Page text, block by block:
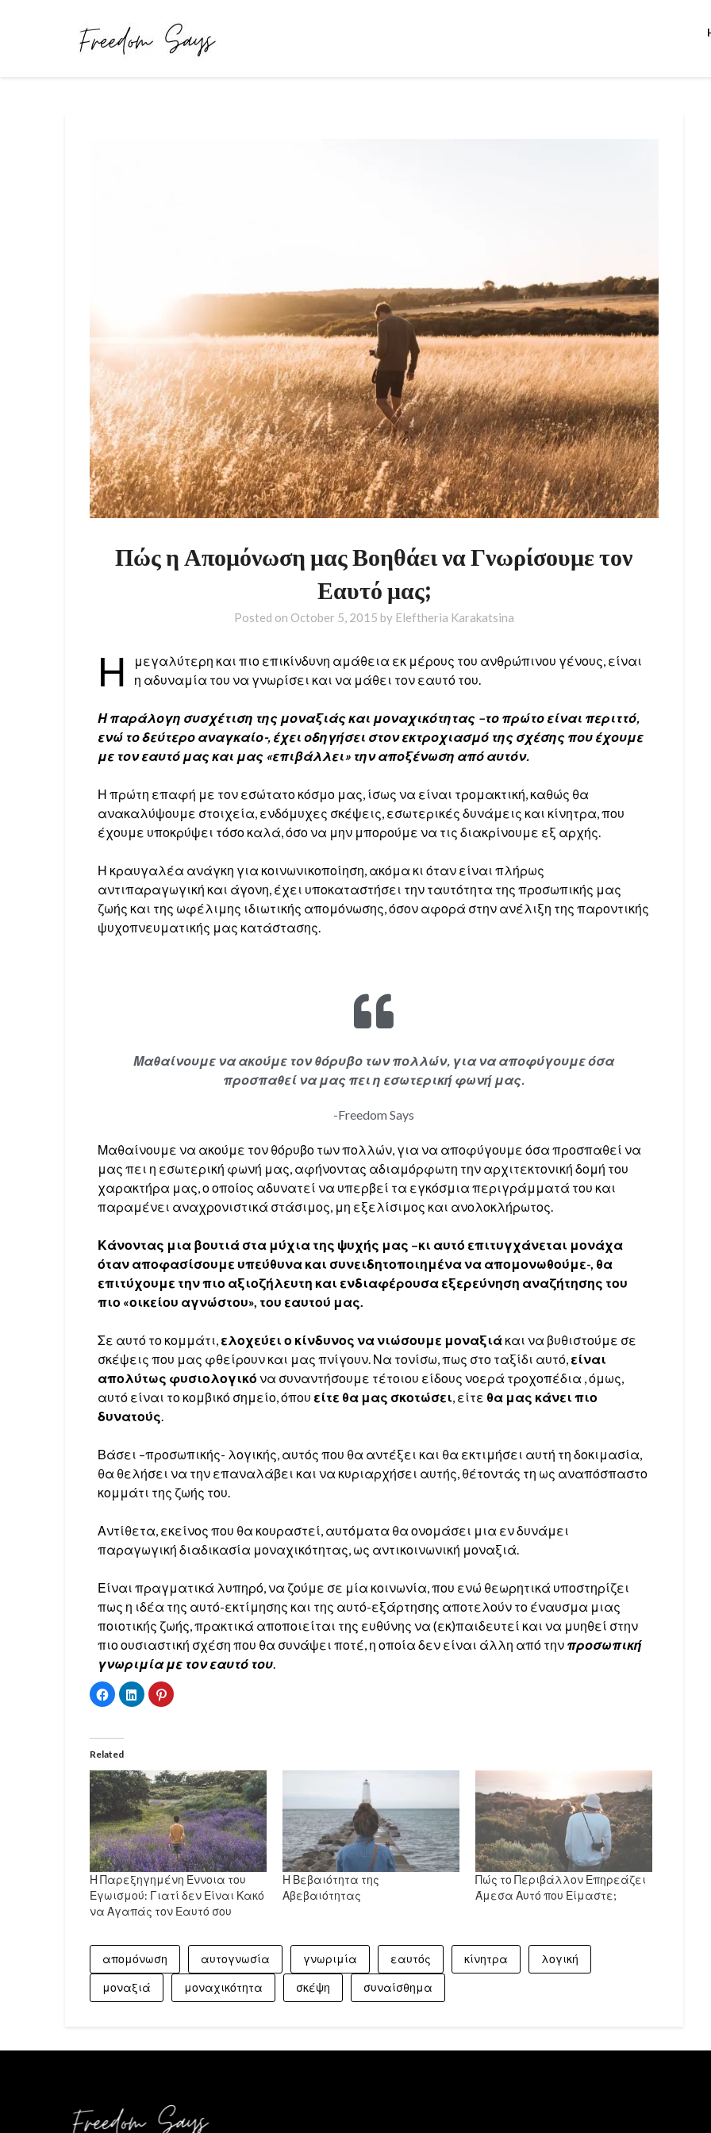
Πώς η Απομόνωση μας Βοηθάει να Γνωρίσουμε τον
Εαυτό μας;
Posted on October 5, 2015 by Eleftheria Karakatsina
Η
μεγαλύτερη και πιο επικίνδυνη αμάθεια εκ μέρους του ανθρώπινου γένους, είναι
η αδυναμία του να γνωρίσει και να μάθει τον εαυτό του.
Η παράλογη συσχέτιση της μοναξιάς και μοναχικότητας –το πρώτο είναι περιττό,
ενώ το δεύτερο αναγκαίο-, έχει οδηγήσει στον εκτροχιασμό της σχέσης που έχουμε
με τον εαυτό μας και μας «επιβάλλει» την αποξένωση από αυτόν.
Η πρώτη επαφή με τον εσώτατο κόσμο μας, ίσως να είναι τρομακτική, καθώς θα
ανακαλύψουμε στοιχεία, ενδόμυχες σκέψεις, εσωτερικές δυνάμεις και κίνητρα, που
έχουμε υποκρύψει τόσο καλά, όσο να μην μπορούμε να τις διακρίνουμε εξ αρχής.
Η κραυγαλέα ανάγκη για κοινωνικοποίηση, ακόμα κι όταν είναι πλήρως
αντιπαραγωγική και άγονη, έχει υποκαταστήσει την ταυτότητα της προσωπικής μας
ζωής και της ωφέλιμης ιδιωτικής απομόνωσης, όσον αφορά στην ανέλιξη της παροντικής
ψυχοπνευματικής μας κατάστασης.
Μαθαίνουμε να ακούμε τον θόρυβο των πολλών, για να αποφύγουμε όσα
προσπαθεί να μας πει η εσωτερική φωνή μας.
-Freedom Says
Μαθαίνουμε να ακούμε τον θόρυβο των πολλών, για να αποφύγουμε όσα προσπαθεί να
μας πει η εσωτερική φωνή μας, αφήνοντας αδιαμόρφωτη την αρχιτεκτονική δομή του
χαρακτήρα μας, ο οποίος αδυνατεί να υπερβεί τα εγκόσμια περιγράμματά του και
παραμένει αναχρονιστικά στάσιμος, μη εξελίσιμος και ανολοκλήρωτος.
Κάνοντας μια βουτιά στα μύχια της ψυχής μας –κι αυτό επιτυγχάνεται μονάχα
όταν αποφασίσουμε υπεύθυνα και συνειδητοποιημένα να απομονωθούμε-, θα
επιτύχουμε την πιο αξιοζήλευτη και ενδιαφέρουσα εξερεύνηση αναζήτησης του
πιο «οικείου αγνώστου», του εαυτού μας.
Σε αυτό το κομμάτι, ελοχεύει ο κίνδυνος να νιώσουμε μοναξιά και να βυθιστούμε σε
σκέψεις που μας φθείρουν και μας πνίγουν. Να τονίσω, πως στο ταξίδι αυτό, είναι
απολύτως φυσιολογικό να συναντήσουμε τέτοιου είδους νοερά τροχοπέδια , όμως,
αυτό είναι το κομβικό σημείο, όπου είτε θα μας σκοτώσει, είτε θα μας κάνει πιο
δυνατούς.
Βάσει –προσωπικής- λογικής, αυτός που θα αντέξει και θα εκτιμήσει αυτή τη δοκιμασία,
θα θελήσει να την επαναλάβει και να κυριαρχήσει αυτής, θέτοντάς τη ως αναπόσπαστο
κομμάτι της ζωής του.
Αντίθετα, εκείνος που θα κουραστεί, αυτόματα θα ονομάσει μια εν δυνάμει
παραγωγική διαδικασία μοναχικότητας, ως αντικοινωνική μοναξιά.
Είναι πραγματικά λυπηρό, να ζούμε σε μία κοινωνία, που ενώ θεωρητικά υποστηρίζει
πως η ιδέα της αυτό-εκτίμησης και της αυτό-εξάρτησης αποτελούν το έναυσμα μιας
ποιοτικής ζωής, πρακτικά αποποιείται της ευθύνης να (εκ)παιδευτεί και να μυηθεί στην
πιο ουσιαστική σχέση που θα συνάψει ποτέ, η οποία δεν είναι άλλη από την προσωπική
γνωριμία με τον εαυτό του.
Click
to
share
(Opens
in
new
window)
Click
to
share
window)
Click
to
window)
Related
Η Παρεξηγημένη Έννοια του
Εγωισμού: Γιατί δεν Είναι Κακό
να Αγαπάς τον Εαυτό σου
Η Βεβαιότητα της
Αβεβαιότητας
Πώς το Περιβάλλον Επηρεάζει
Άμεσα Αυτό που Είμαστε;
απομόνωση αυτογνωσία γνωριμία εαυτός κίνητρα λογική
μοναξιά μοναχικότητα σκέψη συναίσθημα